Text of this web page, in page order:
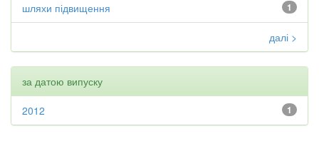
1
шляхи підвищення
далі >
за датою випуску
1
2012